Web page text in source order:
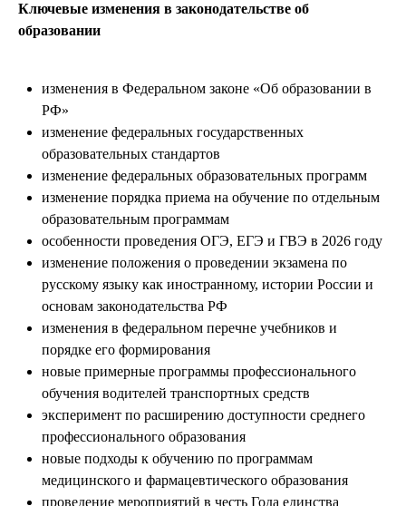
Ключевые изменения в законодательстве об
образовании
изменения в Федеральном законе «Об образовании в
РФ»
изменение федеральных государственных
образовательных стандартов
изменение федеральных образовательных программ
изменение порядка приема на обучение по отдельным
образовательным программам
особенности проведения ОГЭ, ЕГЭ и ГВЭ в 2026 году
изменение положения о проведении экзамена по
русскому языку как иностранному, истории России и
основам законодательства РФ
изменения в федеральном перечне учебников и
порядке его формирования
новые примерные программы профессионального
обучения водителей транспортных средств
эксперимент по расширению доступности среднего
профессионального образования
новые подходы к обучению по программам
медицинского и фармацевтического образования
проведение мероприятий в честь Года единства